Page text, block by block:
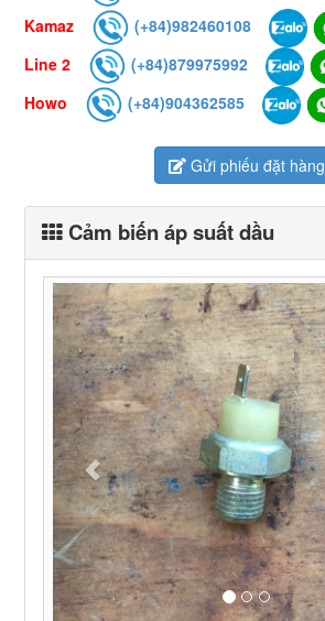
Kamaz
(+84)982460108
Line 2
(+84)879975992
Howo
(+84)904362585
Gửi phiếu đặt hàng
Cảm biến áp suất dầu